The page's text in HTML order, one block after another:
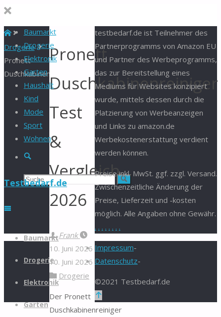
Baumarkt
Drogerie
Elektronik
Garten
Haushalt
Kind
Mode
Sport
Wohnen
Suche
Suchen Suche
Testbedarf.de
Zum
springen
Baumarkt
Drogerie
Elektronik
Garten
Start
Drogerie
Pronett
Duschkabinenreiniger
Pronett
Duschkabinenreiniger
Test
&
Vergleich
2026
Frank
10. Juni 2026
10. Juni 2026
Drogerie
Der Pronett
Duschkabinenreiniger
testbedarf.de ist Teilnehmer des
Partnerprogramms von Amazon EU
und Partner des Werbeprogramms,
das zur Bereitstellung eines
Mediums für Websites konzipiert
wurde, mittels dessen durch die
Platzierung von Werbeanzeigen
und Links zu amazon.de
Werbekostenerstattung verdient
werden können.
Preise inkl. MwSt. ggf. zzgl. Versand.
Zwischenzeitliche Änderung der
Preise, Lieferzeit und -kosten
möglich. Alle Angaben ohne Gewähr.
. . . . . . . .
Impressum-
Datenschutz-
©2021 Testbedarf.de
Zurück
nach